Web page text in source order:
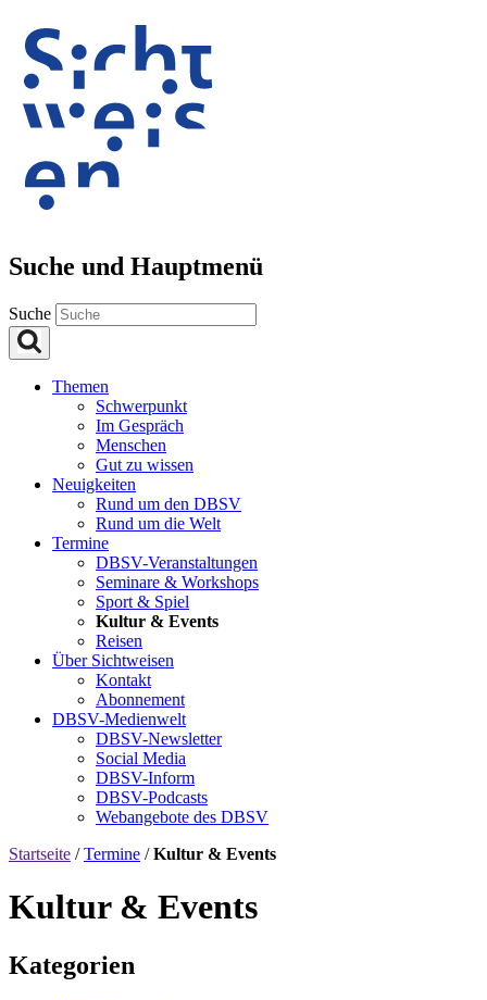
Suche und Hauptmenü
Suche
Themen
Schwerpunkt
Im Gespräch
Menschen
Gut zu wissen
Neuigkeiten
Rund um den DBSV
Rund um die Welt
Termine
DBSV-Veranstaltungen
Seminare & Workshops
Sport & Spiel
Kultur & Events
Reisen
Über Sichtweisen
Kontakt
Abonnement
DBSV-Medienwelt
DBSV-Newsletter
Social Media
DBSV-Inform
DBSV-Podcasts
Webangebote des DBSV
Startseite /Termine /Kultur & Events
Kultur & Events
Kategorien